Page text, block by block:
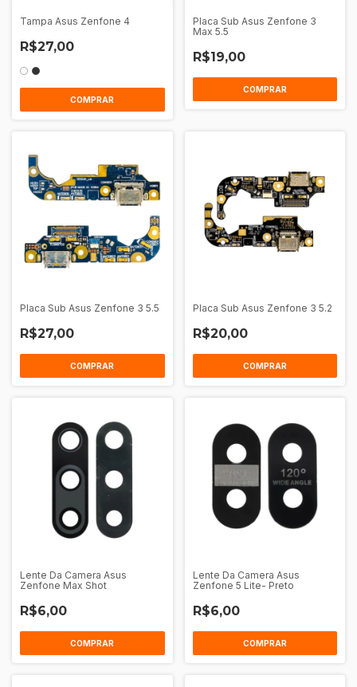
Tampa Asus Zenfone 4
R$27,00
COMPRAR
Placa Sub Asus Zenfone 3
Max 5.5
R$19,00
Placa Sub Asus Zenfone 3 5.5
R$27,00
Placa Sub Asus Zenfone 3 5.2
R$20,00
Lente Da Camera Asus
Zenfone Max Shot
R$6,00
COMPRAR
Lente Da Camera Asus
Zenfone 5 Lite- Preto
R$6,00
COMPRAR